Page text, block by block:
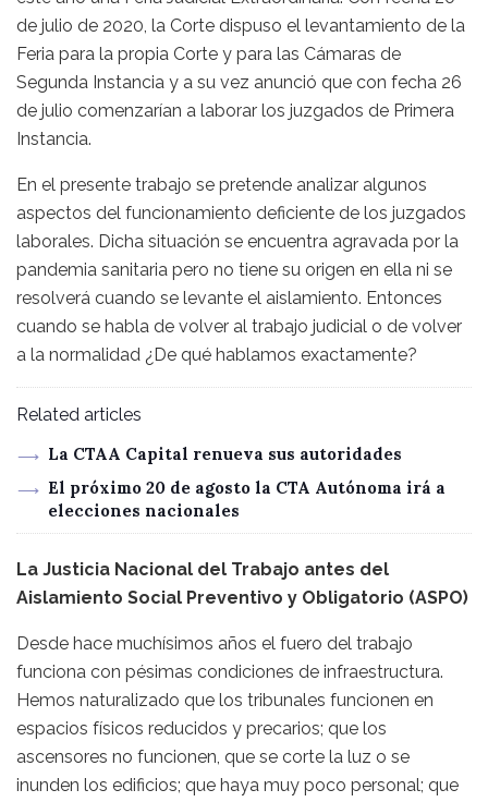
de julio de 2020, la Corte dispuso el levantamiento de la
Feria para la propia Corte y para las Cámaras de
Segunda Instancia y a su vez anunció que con fecha 26
de julio comenzarían a laborar los juzgados de Primera
Instancia.
En el presente trabajo se pretende analizar algunos
aspectos del funcionamiento deficiente de los juzgados
laborales. Dicha situación se encuentra agravada por la
pandemia sanitaria pero no tiene su origen en ella ni se
resolverá cuando se levante el aislamiento. Entonces
cuando se habla de volver al trabajo judicial o de volver
a la normalidad ¿De qué hablamos exactamente?
Related articles
La CTAA Capital renueva sus autoridades
El próximo 20 de agosto la CTA Autónoma irá a
elecciones nacionales
La Justicia Nacional del Trabajo antes del
Aislamiento Social Preventivo y Obligatorio (ASPO)
Desde hace muchísimos años el fuero del trabajo
funciona con pésimas condiciones de infraestructura.
Hemos naturalizado que los tribunales funcionen en
espacios físicos reducidos y precarios; que los
ascensores no funcionen, que se corte la luz o se
inunden los edificios; que haya muy poco personal; que